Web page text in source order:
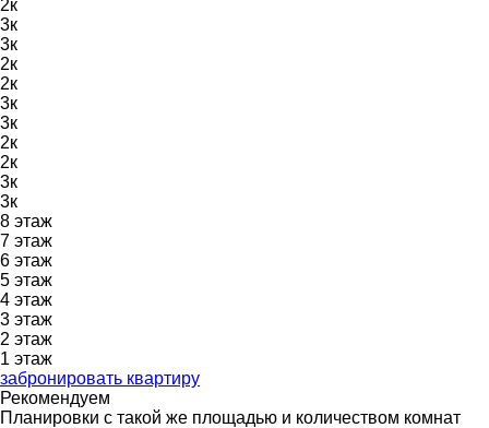
2к
3к
3к
2к
2к
3к
3к
2к
2к
3к
3к
8 этаж
7 этаж
6 этаж
5 этаж
4 этаж
3 этаж
2 этаж
1 этаж
забронировать квартиру
Рекомендуем
Планировки с такой же площадью и количеством комнат